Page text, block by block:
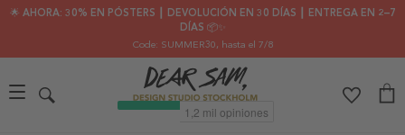
🌟 AHORA: 30% EN PÓSTERS ┃ DEVOLUCIÓN EN 30 DÍAS ┃ ENTREGA EN 2–7
DÍAS 📦✨
Code: SUMMER30, hasta el 7/8